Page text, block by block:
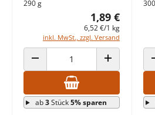
290 g
1,89 €
6,52 €/1 kg
inkl. MwSt., zzgl. Versand
ANZAHL VERRINGERN ANZAHL
ab3Stück5% sparen